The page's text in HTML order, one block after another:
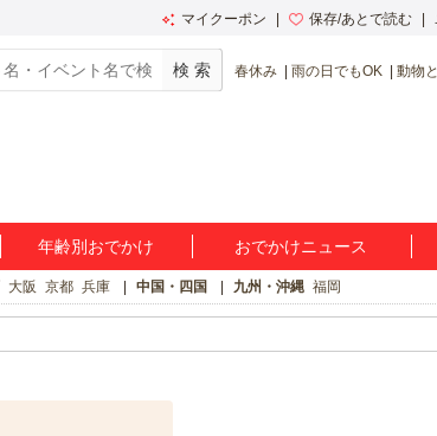
マイクーポン 保存/あとで読む
春休み 雨の日でもOK 動物
年齢別おでかけ おでかけニュース
大阪 京都 兵庫 中国・四国 九州・沖縄 福岡